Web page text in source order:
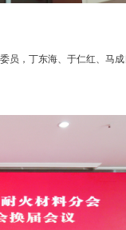
，丁东海、于仁红、马